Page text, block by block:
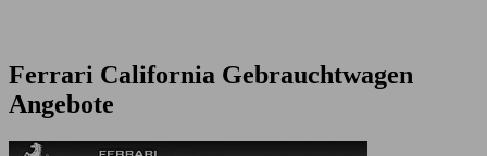
Ferrari California Gebrauchtwagen
Angebote